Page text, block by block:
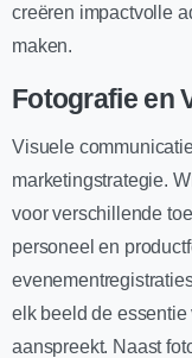
creëren impactvolle
maken.
Fotografie en
Visuele
marketingstrategie.
voor verschillende
personeel en
elk beeld de
aanspreekt. Naast